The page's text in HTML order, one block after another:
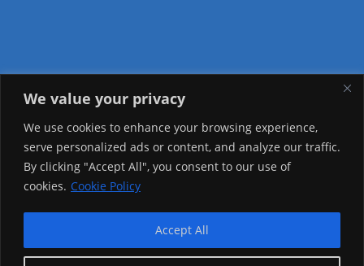
We value your privacy
We use cookies to enhance your browsing experience,
serve personalized ads or content, and analyze our traffic.
By clicking "Accept All", you consent to our use of
cookies. Cookie Policy
Accept All
Visitor Counter
Today: 798
Yesterday: 2650